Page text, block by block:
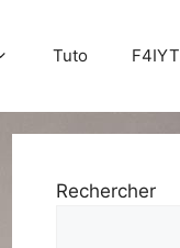
Tuto F4IYT
Rechercher